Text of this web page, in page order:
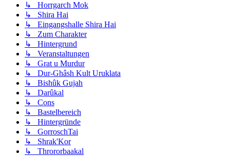
↳ Horrgarch Mok
↳ Shira Hai
↳ Eingangshalle Shira Hai
↳ Zum Charakter
↳ Hintergrund
↳ Veranstaltungen
↳ Grat u Murdur
↳ Dur-Ghâsh Kult Uruklata
↳ Bishûk Gujah
↳ Darûkal
↳ Cons
↳ Bastelbereich
↳ Hintergründe
↳ GorroschTai
↳ Shrak'Kor
↳ Thrororbaakal